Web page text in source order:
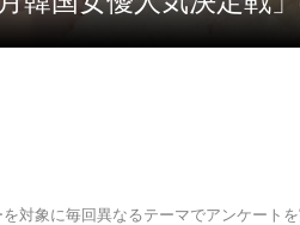
対象に毎回異なるテーマでアンケートを